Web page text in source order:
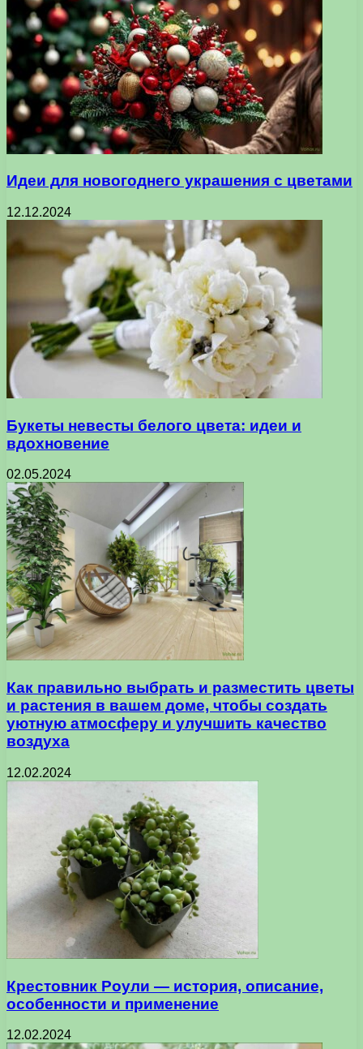
Идеи для новогоднего украшения с цветами
12.12.2024
Букеты невесты белого цвета: идеи и
вдохновение
02.05.2024
Как правильно выбрать и разместить цветы
и растения в вашем доме, чтобы создать
уютную атмосферу и улучшить качество
воздуха
12.02.2024
Крестовник Роули — история, описание,
особенности и применение
12.02.2024